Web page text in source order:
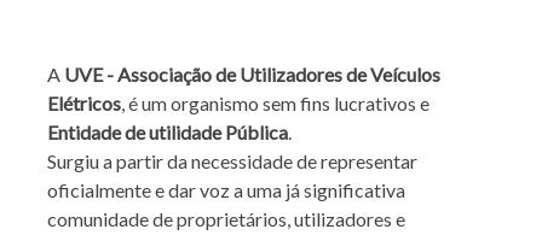
A UVE - Associação de Utilizadores de Veículos
Elétricos, é um organismo sem fins lucrativos e
Entidade de utilidade Pública.
Surgiu a partir da necessidade de representar
oficialmente e dar voz a uma já significativa
comunidade de proprietários, utilizadores e